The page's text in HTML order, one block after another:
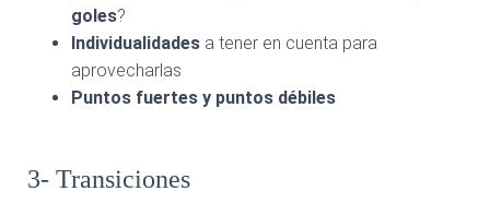
goles?
Individualidades a tener en cuenta para
aprovecharlas
Puntos fuertes y puntos débiles
3- Transiciones